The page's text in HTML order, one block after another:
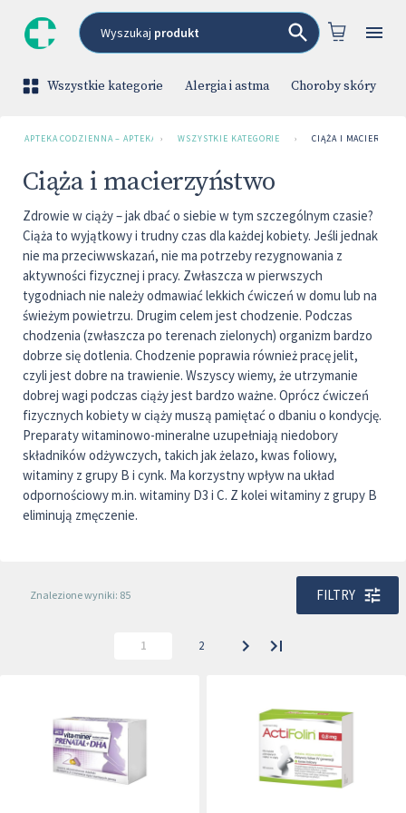
Wyszukaj produkt
Wszystkie kategorie Alergia i astma Choroby skóry
APTEKA CODZIENNA – APTEKA INTERNETOWA
› WSZYSTKIE KATEGORIE › CIĄŻA I
Ciąża i macierzyństwo
Zdrowie w ciąży – jak dbać o siebie w tym szczególnym czasie?
Ciąża to wyjątkowy i trudny czas dla każdej kobiety. Jeśli jednak
nie ma przeciwwskazań, nie ma potrzeby rezygnowania z
aktywności fizycznej i pracy. Zwłaszcza w pierwszych
tygodniach nie należy odmawiać lekkich ćwiczeń w domu lub na
świeżym powietrzu. Drugim celem jest chodzenie. Podczas
chodzenia (zwłaszcza po terenach zielonych) organizm bardzo
dobrze się dotlenia. Chodzenie poprawia również pracę jelit,
czyli jest dobre na trawienie. Wszyscy wiemy, że utrzymanie
dobrej wagi podczas ciąży jest bardzo ważne. Oprócz ćwiczeń
fizycznych kobiety w ciąży muszą pamiętać o dbaniu o kondycję.
Preparaty witaminowo-mineralne uzupełniają niedobory
składników odżywczych, takich jak żelazo, kwas foliowy,
witaminy z grupy B i cynk. Ma korzystny wpływ na układ
odpornościowy m.in. witaminy D3 i C. Z kolei witaminy z grupy B
eliminują zmęczenie.
Znalezione wyniki: 85 FILTRY
1 2